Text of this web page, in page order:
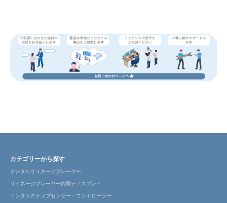
カテゴリーから探す
デジタルサイネージプレーヤー
サイネージプレーヤー内蔵ディスプレイ
インタラクティブセンサー・コントローラー